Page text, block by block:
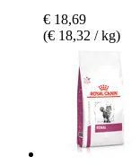
€ 18,69
(€ 18,32 / kg)